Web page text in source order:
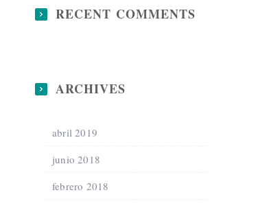
RECENT COMMENTS
ARCHIVES
abril 2019
junio 2018
febrero 2018